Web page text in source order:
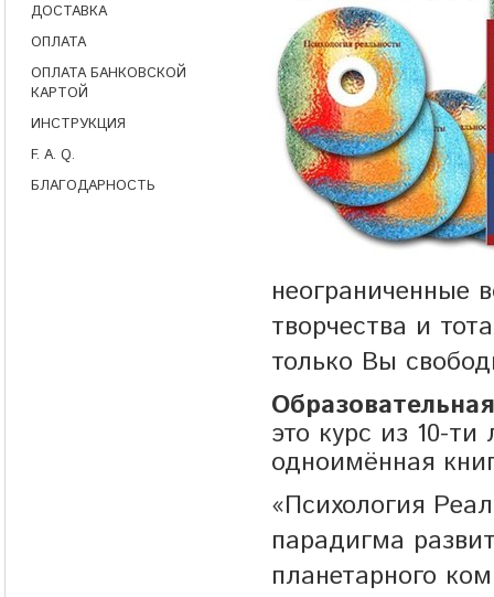
ДОСТАВКА
ОПЛАТА
ОПЛАТА БАНКОВСКОЙ
КАРТОЙ
ИНСТРУКЦИЯ
F. A. Q.
БЛАГОДАРНОСТЬ
неограниченные
творчества и
только Вы
это курс из 10-
одноимённая
«Психология
парадигма
планетарного